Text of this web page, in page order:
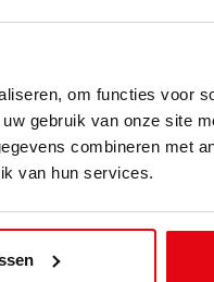
om functies voor
gebruik van onze site
combineren met
van hun services.